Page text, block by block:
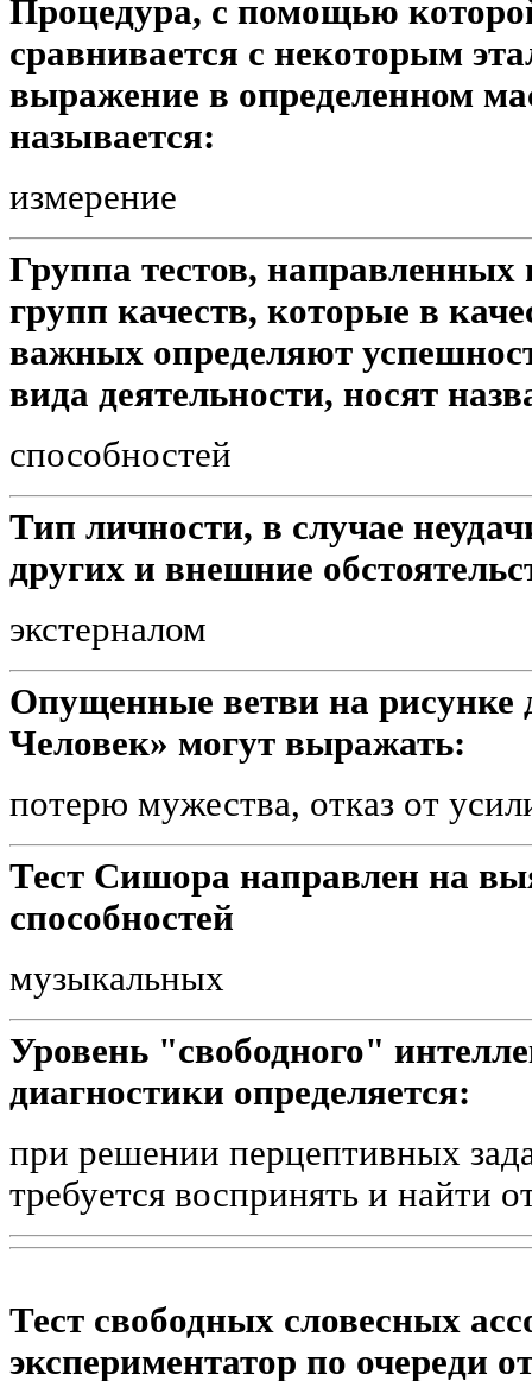
Процедура, с помощью
сравнивается с некоторым
выражение в определенном
называется:
измерение
Группа тестов,
групп качеств, которые в
важных определяют
вида деятельности, носят
способностей
Тип личности, в случае
других и внешние
экстерналом
Опущенные ветви на рисунке
Человек» могут выражать:
потерю мужества, отказ от
Тест Сишора направлен на
способностей
музыкальных
Уровень "свободного"
диагностики определяется:
при решении перцептивных
требуется воспринять и найти
Тест свободных словесных
экспериментатор по очереди